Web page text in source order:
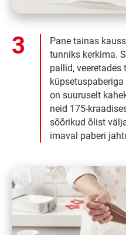
Pane tainas
tunniks kerkima.
pallid, veeretades
on suuruselt
neid 175-
sõõrikud õlist
imaval paberi